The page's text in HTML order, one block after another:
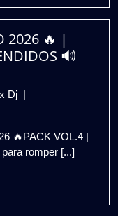
|
Gratis
2026 🔥 |
🔊
Dj REGGAETON
2026
🔥
|
🔥PACK VOL.4 |
romper [...]